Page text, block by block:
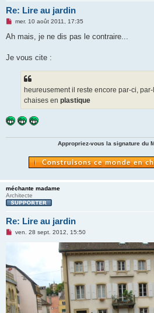
Re: Lire au jardin
M
s
g
mer. 10 août 2011, 17:35
Ah mais, je ne dis pas le contraire...
Je vous cite :
heureusement il reste encore par-ci,
chaises en plastique
Appropriez-vous la signature du
méchante madame
Architecte
Re: Lire au jardin
M
g
e
n
o
n
l
u
ven. 28 sept. 2012, 15:50